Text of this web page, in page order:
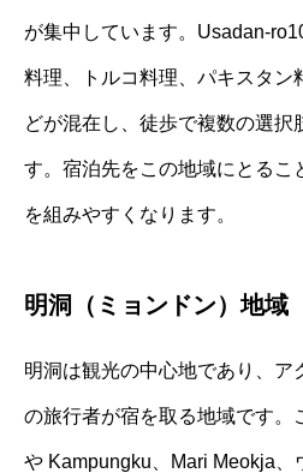
が集中しています。Usadan-
料理、トルコ料理、パキスタン
どが混在し、徒歩で複数の選択
す。宿泊先をこの地域にとるこ
を組みやすくなります。
明洞（ミョンドン）地域
明洞は観光の中心地であり、ア
の旅行者が宿を取る地域です。
や Kampungku、Mari Meokja、